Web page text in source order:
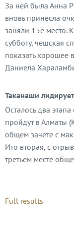
За ней была Анна
вновь принесла
заняли 15е место.
субботу, чешская
показать хорошее
Даниела
Таканаши лидирует
Осталось два
пройдут в Алматы
общем зачете с
Ито вторая, с
третьем месте
Full results